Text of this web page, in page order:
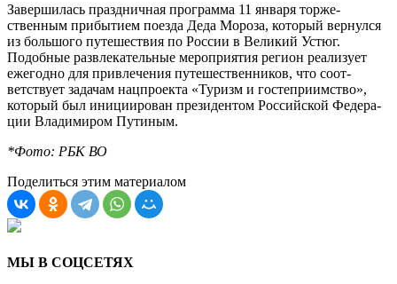
Завершилась праздничная программа 11 января торже­
ственным прибытием поезда Деда Мороза, который вернул­ся
из большого путешествия по России в Великий Устюг.
Подобные развлекательные мероприятия регион реализу­ет
ежегодно для привлечения путешественников, что соот­
ветствует задачам нацпроекта «Туризм и гостеприимство»,
который был инициирован пре­зидентом Российской Федера­
ции Владимиром Путиным.
*Фото: РБК ВО
Поделиться этим материалом
МЫ В СОЦСЕТЯХ